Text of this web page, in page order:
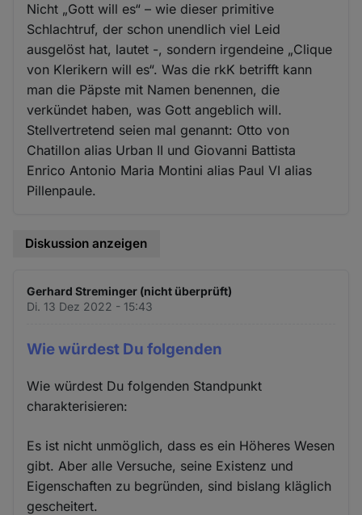
Nicht „Gott will es“ – wie dieser primitive
Schlachtruf, der schon unendlich viel Leid
ausgelöst hat, lautet -, sondern irgendeine „Clique
von Klerikern will es“. Was die rkK betrifft kann
man die Päpste mit Namen benennen, die
verkündet haben, was Gott angeblich will.
Stellvertretend seien mal genannt: Otto von
Chatillon alias Urban II und Giovanni Battista
Enrico Antonio Maria Montini alias Paul VI alias
Pillenpaule.
Diskussion anzeigen
Gerhard Streminger (nicht überprüft)
Di. 13 Dez 2022 - 15:43
Wie würdest Du folgenden
Wie würdest Du folgenden Standpunkt
charakterisieren:
Es ist nicht unmöglich, dass es ein Höheres Wesen
gibt. Aber alle Versuche, seine Existenz und
Eigenschaften zu begründen, sind bislang kläglich
gescheitert.